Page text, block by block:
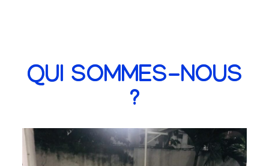
QUI SOMMES-NOUS
?